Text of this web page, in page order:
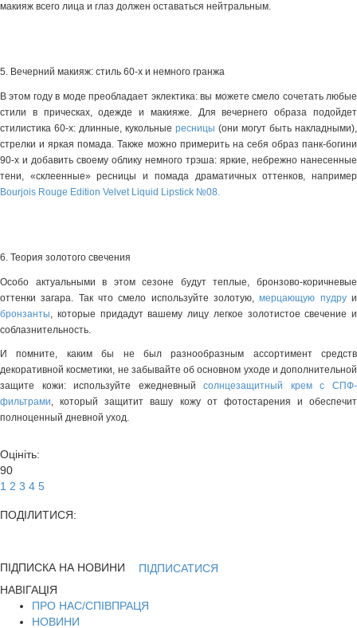
макияж всего лица и глаз должен оставаться нейтральным.
5. Вечерний макияж: стиль 60-х и немного гранжа
В этом году в моде преобладает эклектика: вы можете смело сочетать любые
стили в прическах, одежде и макияже. Для вечернего образа подойдет
стилистика 60-х: длинные, кукольные ресницы (они могут быть накладными),
стрелки и яркая помада. Также можно примерить на себя образ панк-богини
90-х и добавить своему облику немного трэша: яркие, небрежно нанесенные
тени, «склеенные» ресницы и помада драматичных оттенков, например
Bourjois Rouge Edition Velvet Liquid Lipstick №08.
6. Теория золотого свечения
Особо актуальными в этом сезоне будут теплые, бронзово-коричневые
оттенки загара. Так что смело используйте золотую,мерцающую пудруи
бронзанты, которые придадут вашему лицу легкое золотистое свечение и
соблазнительность.
И помните, каким бы не был разнообразным ассортимент средств
декоративной косметики, не забывайте об основном уходе и дополнительной
защите кожи: используйте ежедневныйсолнцезащитный крем с СПФ-
фильтрами, который защитит вашу кожу от фотостарения и обеспечит
полноценный дневной уход.
Оцініть:
90
1 2 3 4 5
ПОДІЛИТИСЯ:
ПІДПИСКА НА НОВИНИ
ПІДПИСАТИСЯ
НАВІГАЦІЯ
ПРО НАС/СПІВПРАЦЯ
НОВИНИ